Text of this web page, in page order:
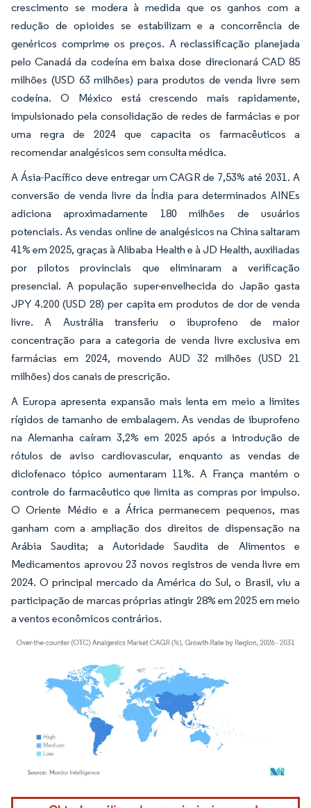
crescimento se modera à medida que os ganhos com a
redução de opioides se estabilizam e a concorrência de
genéricos comprime os preços. A reclassificação planejada
pelo Canadá da codeína em baixa dose direcionará CAD 85
milhões (USD 63 milhões) para produtos de venda livre sem
codeína. O México está crescendo mais rapidamente,
impulsionado pela consolidação de redes de farmácias e por
uma regra de 2024 que capacita os farmacêuticos a
recomendar analgésicos sem consulta médica.
A Ásia-Pacífico deve entregar um CAGR de 7,53% até 2031. A
conversão de venda livre da Índia para determinados AINEs
adiciona aproximadamente 180 milhões de usuários
potenciais. As vendas online de analgésicos na China saltaram
41% em 2025, graças à Alibaba Health e à JD Health, auxiliadas
por pilotos provinciais que eliminaram a verificação
presencial. A população super-envelhecida do Japão gasta
JPY 4.200 (USD 28) per capita em produtos de dor de venda
livre. A Austrália transferiu o ibuprofeno de maior
concentração para a categoria de venda livre exclusiva em
farmácias em 2024, movendo AUD 32 milhões (USD 21
milhões) dos canais de prescrição.
A Europa apresenta expansão mais lenta em meio a limites
rígidos de tamanho de embalagem. As vendas de ibuprofeno
na Alemanha caíram 3,2% em 2025 após a introdução de
rótulos de aviso cardiovascular, enquanto as vendas de
diclofenaco tópico aumentaram 11%. A França mantém o
controle do farmacêutico que limita as compras por impulso.
O Oriente Médio e a África permanecem pequenos, mas
ganham com a ampliação dos direitos de dispensação na
Arábia Saudita; a Autoridade Saudita de Alimentos e
Medicamentos aprovou 23 novos registros de venda livre em
2024. O principal mercado da América do Sul, o Brasil, viu a
participação de marcas próprias atingir 28% em 2025 em meio
a ventos econômicos contrários.
Imagem © Mordor Intelligence. O reuso requer atribuição conforme CC BY 4.0.